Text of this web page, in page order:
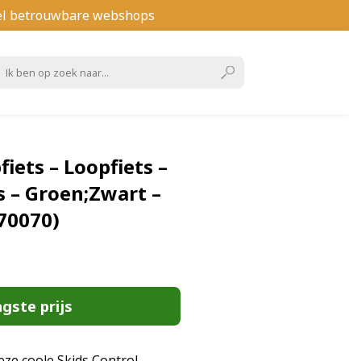
betrouwbare webshops
– Loopfiets –
– Groen;Zwart –
prijs